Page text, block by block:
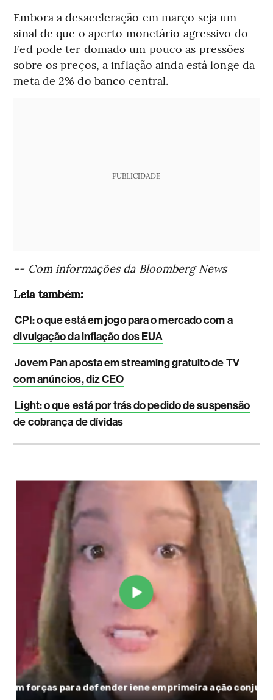
Embora a desaceleração em março seja um
sinal de que o aperto monetário agressivo do
Fed pode ter domado um pouco as pressões
sobre os preços, a inflação ainda está longe da
meta de 2% do banco central.
PUBLICIDADE
-- Com informações da Bloomberg News
Leia também:
CPI: o que está em jogo para o mercado com a
divulgação da inflação dos EUA
Jovem Pan aposta em streaming gratuito de TV
com anúncios, diz CEO
Light: o que está por trás do pedido de suspensão
de cobrança de dívidas